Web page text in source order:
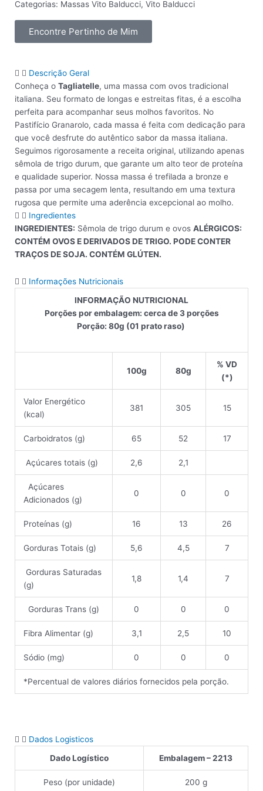
Categorias: Massas Vito Balducci, Vito Balducci
Encontre Pertinho de Mim
Descrição Geral
Conheça o Tagliatelle, uma massa com ovos tradicional
italiana. Seu formato de longas e estreitas fitas, é a escolha
perfeita para acompanhar seus molhos favoritos. No
Pastifício Granarolo, cada massa é feita com dedicação para
que você desfrute do autêntico sabor da massa italiana.
Seguimos rigorosamente a receita original, utilizando apenas
sêmola de trigo durum, que garante um alto teor de proteína
e qualidade superior. Nossa massa é trefilada a bronze e
passa por uma secagem lenta, resultando em uma textura
rugosa que permite uma aderência excepcional ao molho.
Ingredientes
INGREDIENTES: Sêmola de trigo durum e ovos ALÉRGICOS:
CONTÉM OVOS E DERIVADOS DE TRIGO. PODE CONTER
TRAÇOS DE SOJA. CONTÉM GLÚTEN.
Informações Nutricionais
INFORMAÇÃO NUTRICIONAL
Porções por embalagem: cerca de 3 porções
Porção: 80g (01 prato raso)
100g 80g
% VD
(*)
Valor Energético
(kcal)
381 305 15
Carboidratos (g) 65 52 17
Açúcares totais (g) 2,6 2,1
Açúcares
Adicionados (g)
0 0 0
Proteínas (g) 16 13 26
Gorduras Totais (g) 5,6 4,5 7
Gorduras Saturadas
(g)
1,8 1,4 7
Gorduras Trans (g) 0 0 0
Fibra Alimentar (g) 3,1 2,5 10
Sódio (mg) 0 0 0
*Percentual de valores diários fornecidos pela porção.
Dados Logisticos
Dado Logístico
Embalagem – 2213
Peso (por unidade) 200 g